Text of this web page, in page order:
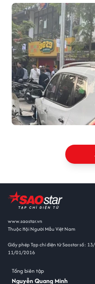
www.saostar.vn
Thuộc Hội Người Mẫu Việt Nam
Giấy phép Tạp chí điện tử Saostar số:
11/01/2016
Tổng biên tập
Nguyễn Quang Minh